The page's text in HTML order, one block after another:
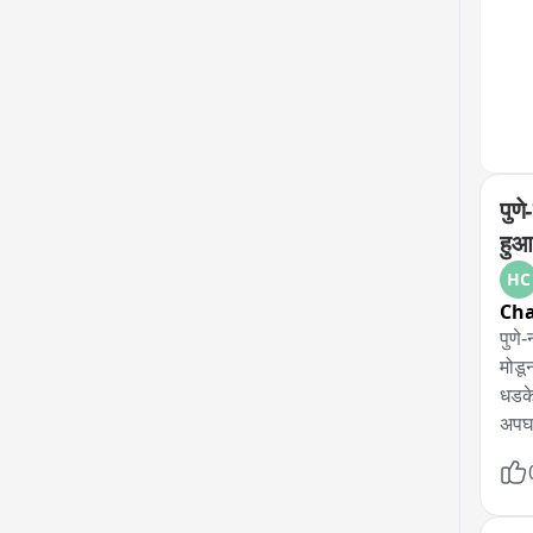
पुणे-
हुआ
HC
पुणे-